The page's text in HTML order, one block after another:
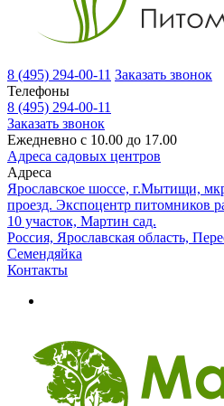
8 (495) 294-00-11 Заказать звонок
Телефоны
8 (495) 294-00-11
Заказать звонок
Ежедневно с 10.00 до 17.00
Адреса садовых центров
Адреса
Ярославское шоссе, г.Мытищи,
проезд. Экспоцентр питомников
10 участок, Мартин сад.
Россия, Ярославская область,
Семендяйка
Контакты